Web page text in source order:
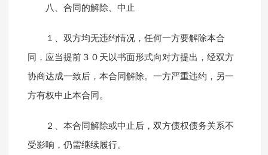
八、合同的解除、中止
１、双方均无违约情况，任何一方要解除本合
同，应当提前３０天以书面形式向对方提出，经双方
协商达成一致后，本合同解除。一方严重违约，另一
方有权中止本合同。
２、本合同解除或中止后，双方债权债务关系不
受影响，仍需继续履行。